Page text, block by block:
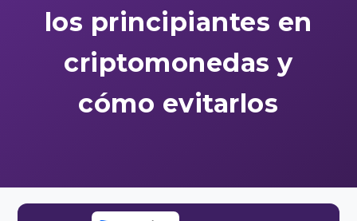
los principiantes en
criptomonedas y
cómo evitarlos